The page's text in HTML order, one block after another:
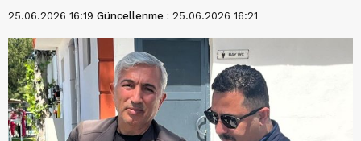
25.06.2026 16:19 Güncellenme : 25.06.2026 16:21